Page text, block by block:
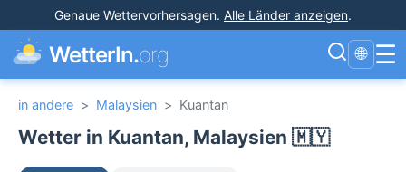
Genaue Wettervorhersagen. Alle Länder anzeigen.
WetterIn.org 🌐 ☰
in andere > Malaysien > Kuantan
Wetter in Kuantan, Malaysien 🇲🇾